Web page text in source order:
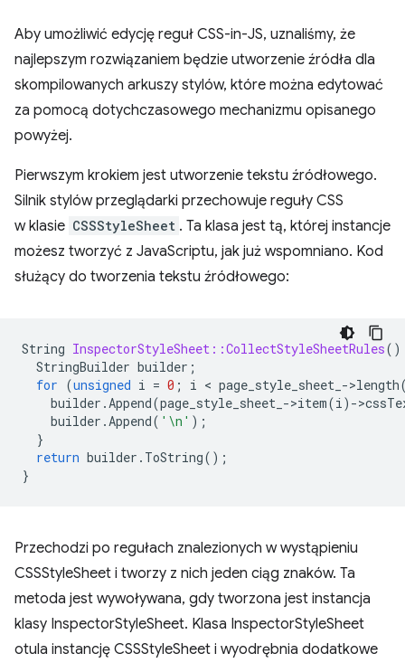
Aby umożliwić edycję reguł CSS-in-JS, uznaliśmy, że
najlepszym rozwiązaniem będzie utworzenie źródła dla
skompilowanych arkuszy stylów, które można edytować
za pomocą dotychczasowego mechanizmu opisanego
powyżej.
Pierwszym krokiem jest utworzenie tekstu źródłowego.
Silnik stylów przeglądarki przechowuje reguły CSS
w klasie CSSStyleSheet . Ta klasa jest tą, której instancje
możesz tworzyć z JavaScriptu, jak już wspomniano. Kod
służący do tworzenia tekstu źródłowego:
String InspectorStyleSheet::CollectStyleSheetRules()
StringBuilder builder ;
for (unsigned i = 0 ; i < page_style_sheet_ ->length
builder .Append(page_style_sheet_ ->item(i) ->
builder .Append( '\n' );
}
return builder . ToString();
}
Przechodzi po regułach znalezionych w wystąpieniu
CSSStyleSheet i tworzy z nich jeden ciąg znaków. Ta
metoda jest wywoływana, gdy tworzona jest instancja
klasy InspectorStyleSheet. Klasa InspectorStyleSheet
otula instancję CSSStyleSheet i wyodrębnia dodatkowe